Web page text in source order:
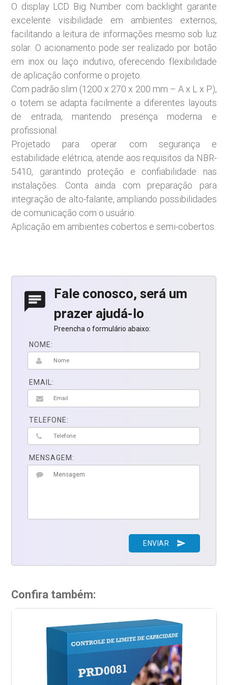
O display LCD Big Number com backlight garante
excelente visibilidade em ambientes externos,
facilitando a leitura de informações mesmo sob luz
solar. O acionamento pode ser realizado por botão
em inox ou laço indutivo, oferecendo flexibilidade
de aplicação conforme o projeto.
Com padrão slim (1200 x 270 x 200 mm – A x L x P),
o totem se adapta facilmente a diferentes layouts
de entrada, mantendo presença moderna e
profissional.
Projetado para operar com segurança e
estabilidade elétrica, atende aos requisitos da NBR-
5410, garantindo proteção e confiabilidade nas
instalações. Conta ainda com preparação para
integração de alto-falante, ampliando possibilidades
de comunicação com o usuário.
Aplicação em ambientes cobertos e semi-cobertos.
chat
Fale conosco, será um
prazer ajudá-lo
Preencha o formulário abaixo:
NOME:
EMAIL:
TELEFONE:
MENSAGEM:
ENVIAR send
Confira também: